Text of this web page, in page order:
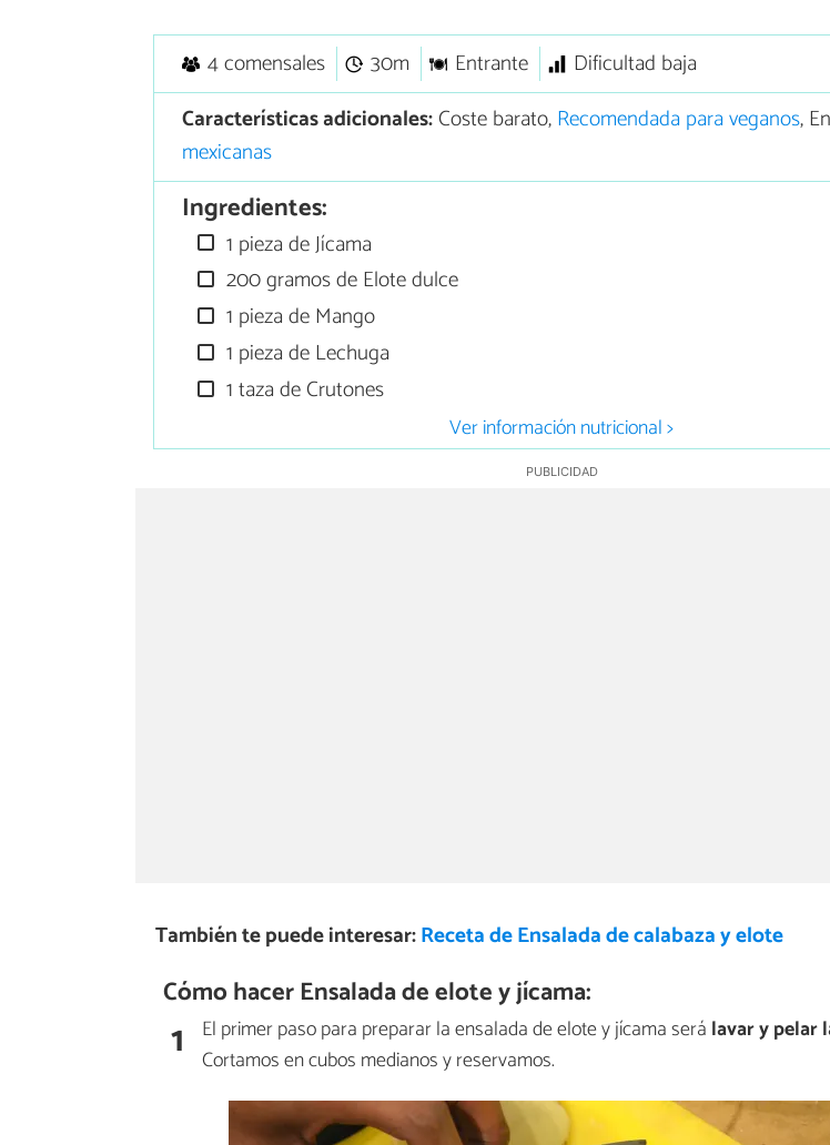
4 comensales 30m Entrante
Dificultad baja
Características adicionales:Coste barato,Recomendada para veganos,
mexicanas
Ingredientes:
1 pieza de Jícama
200 gramos de Elote dulce
1 pieza de Mango
1 pieza de Lechuga
1 taza de Crutones
Ver información nutricional >
También te puede interesar:Receta de Ensalada de calabaza y elote
Cómo hacer Ensalada de elote y jícama:
1 El primer paso para preparar la ensalada de elote y jícama será lavar y pelar
Cortamos en cubos medianos y reservamos.